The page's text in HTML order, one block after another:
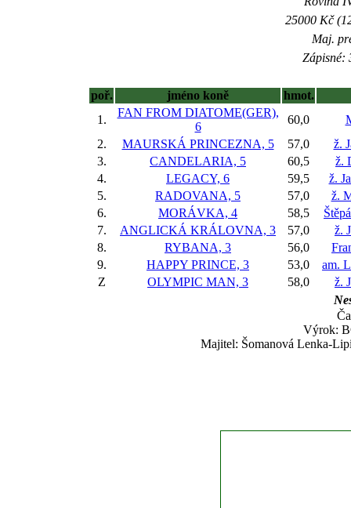
25000 Kč
Maj.
Zápisné:
poř. jméno koně
hmot.
1.
FAN FROM DIATOME(GER),
6
60,0
2.
MAURSKÁ PRINCEZNA, 5 57,0
ž.
3.
CANDELARIA, 5 60,5
ž.
4.
LEGACY, 6 59,5
ž.
5.
RADOVANA, 5 57,0
ž.
6.
MORÁVKA, 4 58,5
7.
ANGLICKÁ KRÁLOVNA, 3 57,0
ž.
8.
RYBANA, 3 56,0
9.
HAPPY PRINCE, 3 53,0
am.
Z
OLYMPIC MAN, 3 58,0
ž.
Výrok:
Majitel: Šomanová Lenka-